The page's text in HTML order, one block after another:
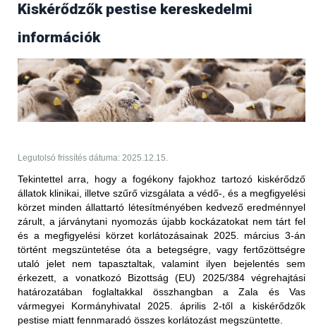
Kiskérődzők pestise kereskedelmi
információk
Legutolsó frissítés dátuma: 2025.12.15.
Tekintettel arra, hogy a fogékony fajokhoz tartozó kiskérődző
állatok klinikai, illetve szűrő vizsgálata a védő-, és a megfigyelési
körzet minden állattartó létesítményében kedvező eredménnyel
zárult, a járványtani nyomozás újabb kockázatokat nem tárt fel
és a megfigyelési körzet korlátozásainak 2025. március 3-án
történt megszüntetése óta a betegségre, vagy fertőzöttségre
utaló jelet nem tapasztaltak, valamint ilyen bejelentés sem
érkezett, a vonatkozó Bizottság (EU) 2025/384 végrehajtási
határozatában foglaltakkal összhangban a Zala és Vas
vármegyei Kormányhivatal 2025. április 2-től a kiskérődzők
pestise miatt fennmaradó összes korlátozást megszüntette.
Frissítés (2025.09.17.)
Az Egyesült Arab Emírségek állategészségügyi
hatóságától 2025. szeptember 17-én érkezett
tájékoztatás értelmében több bejelentésköteles
betegség kapcsán isfeloldottáka korábban elrendelt
kereskedelmi tiltást.
PPR - nem hőkezelt juh-, kecske- és
Korlátozott terület:
Magyarország teljes területe (2025.05.27-én érkezett
értesítés alapján)
Korlátozott állat/ termék:
vörös hús és az abból készült termékek (juh és kecske),
valamint a nem hőkezelt tej és az abból készült termékek
(juh és kecske) Magyarországról történő behozatalára
vonatkozóan; ez a 2025. január 5. után előállított
szállítmányokra vonatkozik